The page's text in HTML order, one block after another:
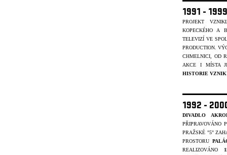
1991 -
PROJEKT
KOPECKÉHO A
TELEVIZÍ VE
PRODUCTION.
CHMELNICI, OD
AKCE I MÍSTA
HISTORIE
1992 -
DIVADLO
PŘIPRAVOVÁNO
PRAŽSKÉ "5"
PROSTORU
REALIZOVÁNO